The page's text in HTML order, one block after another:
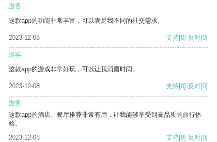
游客
这款app的功能非常丰富，可以满足我不同的社交需求。
2023-12-08 支持[0] 反对[0]
游客
这款app的游戏非常好玩，可以让我消磨时间。
2023-12-08 支持[0] 反对[0]
游客
这款app的酒店、餐厅推荐非常有用，让我能够享受到高品质的旅行体
验。
2023-12-08
支持[0] 反对[0]